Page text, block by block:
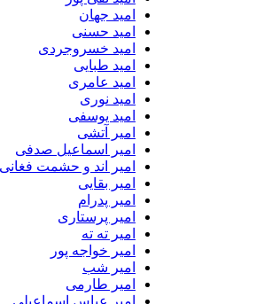
امید جهان
امید حسنی
امید خسروجردی
امید طبایی
امید عامری
امید نوری
امید یوسفی
امیر آتشی
امیر اسماعیل صدفی
امیر اند و حشمت فغانی
امیر بقایی
امیر پدرام
امیر پرستاری
امیر ته ته
امیر خواجه پور
امیر شب
امیر طارمی